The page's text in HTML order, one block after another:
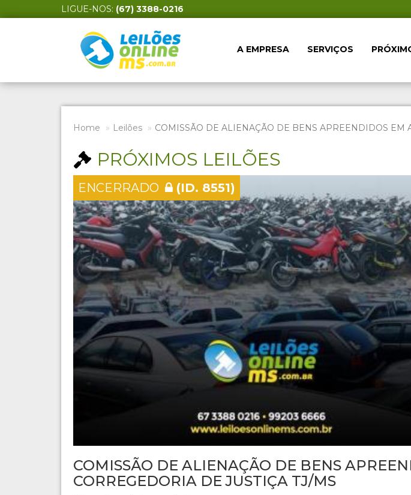
LIGUE-NOS: (67) 3388-0216
A EMPRESA SERVIÇOS
Home Leilões COMISSÃO DE ALIENAÇÃO DE BENS APREENDIDOS EM
PRÓXIMOS LEILÕES
ENCERRADO (ID. 8551)
COMISSÃO DE ALIENAÇÃO DE BENS
CORREGEDORIA DE JUSTIÇA TJ/MS